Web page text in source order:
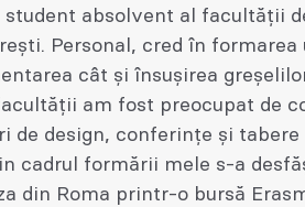
student absolvent al facultății
Personal, cred în
cât și însușirea
am fost preocupat de
de design, conferințe și tabere
cadrul formării mele s-a
din Roma printr-o bursă